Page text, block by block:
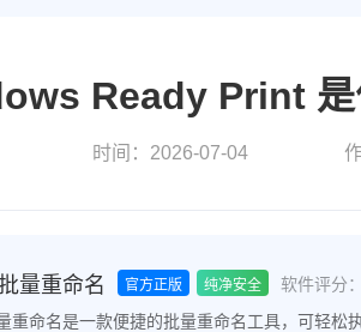
Ready Print 是
时间：2026-07-04
量重命名 官方正版 纯净安全
软件评分：
重命名是一款便捷的批量重命名工具，可轻松